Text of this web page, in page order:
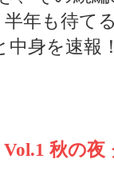
年も待て
中身を速
秋の